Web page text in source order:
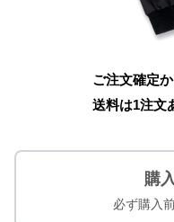
ご注文確定
送料は1注文
購
必ず購入